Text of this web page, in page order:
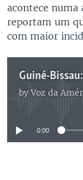
acontece numa
reportam um
com maior
byVoz da
No
0:00